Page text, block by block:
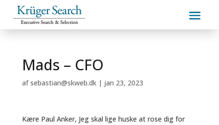
Mads – CFO
afsebastian@skweb.dk| jan 23, 2023
Kære Paul Anker, Jeg skal lige huske at rose dig for